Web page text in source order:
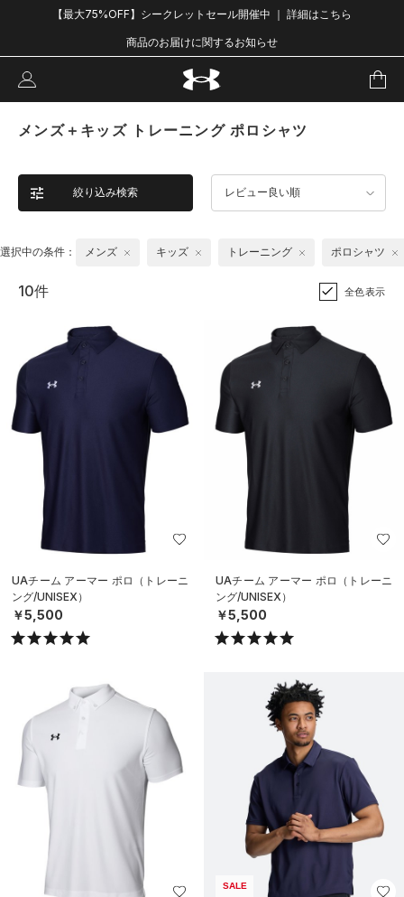
【最大75%OFF】シークレットセール開催中 ｜ 詳細はこちら
商品のお届けに関するお知らせ
メンズ＋キッズ トレーニング ポロシャツ
絞り込み検索 レビュー良い順
選択中の条件： メンズ キッズ トレーニング ポロシャツ
10件 全色表示
UAチーム アーマー ポロ（トレーニ
ング/UNISEX）
￥5,500
UAチーム アーマー ポロ（トレーニ
ング/UNISEX）
￥5,500
SALE